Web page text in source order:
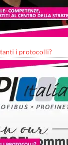
i protocolli?